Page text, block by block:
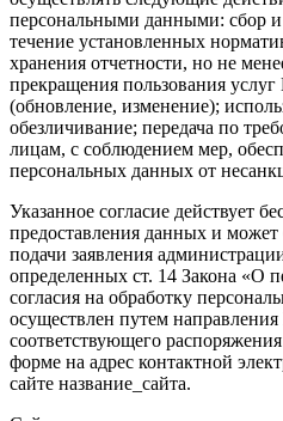
персональными данными: сбор и
течение установленных
хранения отчетности, но не
прекращения пользования
(обновление, изменение);
обезличивание; передача по
лицам, с соблюдением мер,
персональных данных от
Указанное согласие действует
предоставления данных и
подачи заявления
определенных ст. 14 Закона «О
согласия на обработку
осуществлен путем
соответствующего
форме на адрес контактной
сайте название_сайта.